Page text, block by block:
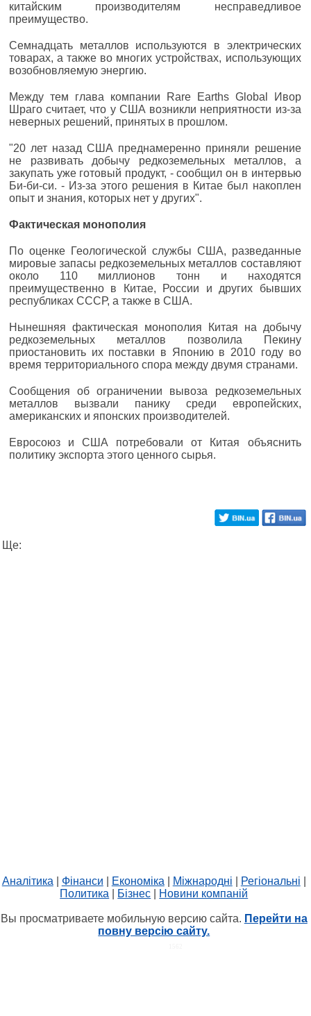
китайским производителям несправедливое
преимущество.
Семнадцать металлов используются в электрических
товарах, а также во многих устройствах, использующих
возобновляемую энергию.
Между тем глава компании Rare Earths Global Ивор
Шраго считает, что у США возникли неприятности из-за
неверных решений, принятых в прошлом.
"20 лет назад США преднамеренно приняли решение
не развивать добычу редкоземельных металлов, а
закупать уже готовый продукт, - сообщил он в интервью
Би-би-си. - Из-за этого решения в Китае был накоплен
опыт и знания, которых нет у других".
Фактическая монополия
По оценке Геологической службы США, разведанные
мировые запасы редкоземельных металлов составляют
около 110 миллионов тонн и находятся
преимущественно в Китае, России и других бывших
республиках СССР, а также в США.
Нынешняя фактическая монополия Китая на добычу
редкоземельных металлов позволила Пекину
приостановить их поставки в Японию в 2010 году во
время территориального спора между двумя странами.
Сообщения об ограничении вывоза редкоземельных
металлов вызвали панику среди европейских,
американских и японских производителей.
Евросоюз и США потребовали от Китая объяснить
политику экспорта этого ценного сырья.
Ще:
Аналітика Фінанси Економіка Міжнародні Регіональні
Политика
Бізнес Новини компаній
Вы просматриваете мобильную версию сайта. Перейти на
повну версію сайту.